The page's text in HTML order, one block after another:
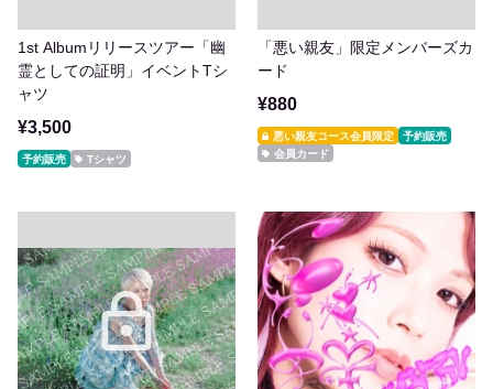
1st Albumリリースツアー「幽
霊としての証明」イベントTシ
ャツ
¥3,500
予約販売 Tシャツ
「悪い親友」限定メンバーズカ
ード
¥880
悪い親友コース会員限定
予約販売
会員カード